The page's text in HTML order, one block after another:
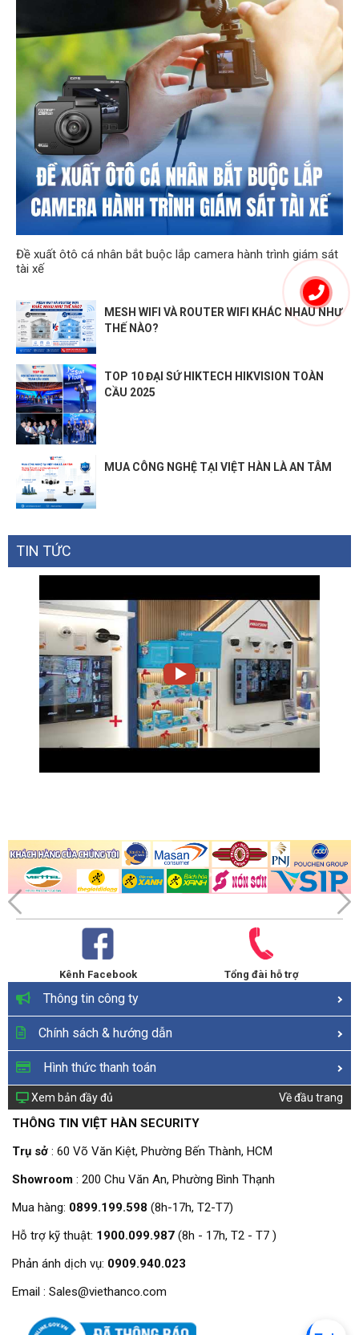
Đề xuất ôtô cá nhân bắt buộc lắp camera hành trình giám sát
tài xế
MESH WIFI VÀ ROUTER WIFI KHÁC NHAU NHƯ
THẾ NÀO?
TOP 10 ĐẠI SỨ HIKTECH HIKVISION TOÀN
CẦU 2025
MUA CÔNG NGHỆ TẠI VIỆT HÀN LÀ AN TÂM
TIN TỨC
Kênh Facebook Tổng đài hỗ trợ
Thông tin công ty
Chính sách & hướng dẫn
Hình thức thanh toán
Xem bản đầy đủ Về đầu trang
THÔNG TIN VIỆT HÀN SECURITY
Trụ sở : 60 Võ Văn Kiệt, Phường Bến Thành, HCM
Showroom : 200 Chu Văn An, Phường Bình Thạnh
Mua hàng: 0899.199.598 (8h-17h, T2-T7)
Hỗ trợ kỹ thuật: 1900.099.987 (8h - 17h, T2 - T7 )
Phản ánh dịch vụ: 0909.940.023
Email : Sales@viethanco.com